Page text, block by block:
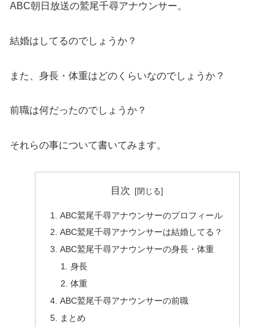
ABC朝日放送の鷲尾千尋アナウンサー。
結婚はしてるのでしょうか？
また、身長・体重はどのくらいなのでしょうか？
前職は何だったのでしょうか？
それらの事について書いてみます。
目次
ABC鷲尾千尋アナウンサーのプロフィール
ABC鷲尾千尋アナウンサーは結婚してる？
ABC鷲尾千尋アナウンサーの身長・体重
身長
体重
ABC鷲尾千尋アナウンサーの前職
まとめ